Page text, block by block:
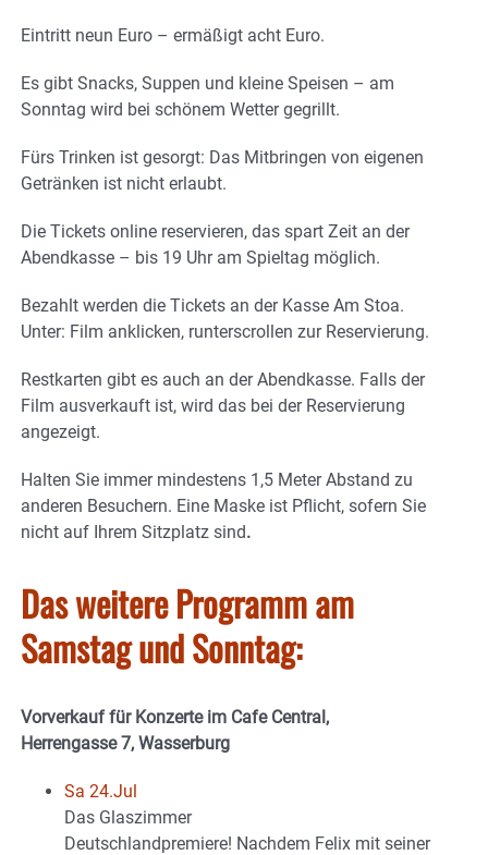
Eintritt neun Euro – ermäßigt acht Euro.
Es gibt Snacks, Suppen und kleine Speisen – am
Sonntag wird bei schönem Wetter gegrillt.
Fürs Trinken ist gesorgt: Das Mitbringen von eigenen
Getränken ist nicht erlaubt.
Die Tickets online reservieren, das spart Zeit an der
Abendkasse – bis 19 Uhr am Spieltag möglich.
Bezahlt werden die Tickets an der Kasse Am Stoa.
Unter: Film anklicken, runterscrollen zur Reservierung.
Restkarten gibt es auch an der Abendkasse. Falls der
Film ausverkauft ist, wird das bei der Reservierung
angezeigt.
Halten Sie immer mindestens 1,5 Meter Abstand zu
anderen Besuchern. Eine Maske ist Pflicht, sofern Sie
nicht auf Ihrem Sitzplatz sind.
Das weitere Programm am
Samstag und Sonntag:
Vorverkauf für Konzerte im Cafe Central,
Herrengasse 7, Wasserburg
Sa 24.Jul
Das Glaszimmer
Deutschlandpremiere! Nachdem Felix mit seiner